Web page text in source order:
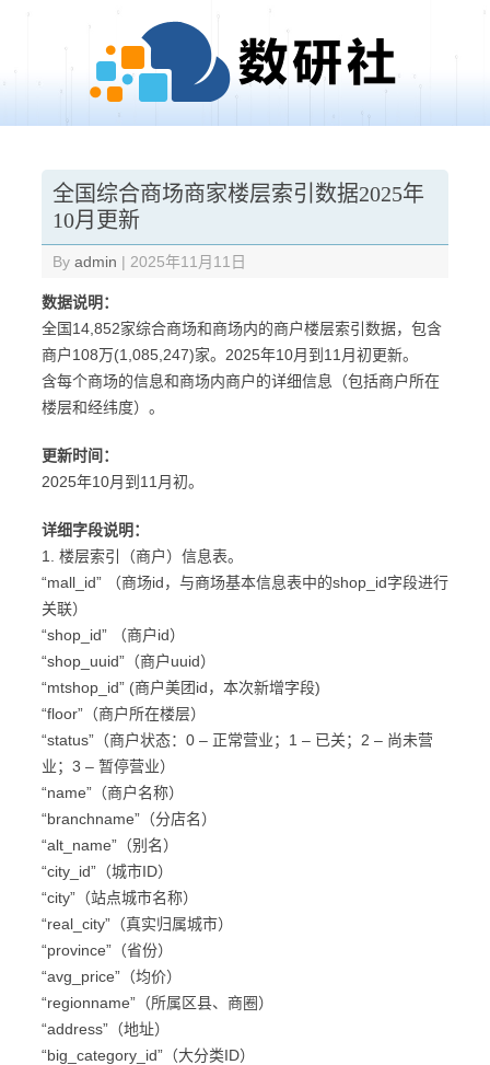
全国综合商场商家楼层索引数据2025年
10月更新
By admin | 2025年11月11日
数据说明：
全国14,852家综合商场和商场内的商户楼层索引数据，包含
商户108万(1,085,247)家。2025年10月到11月初更新。
含每个商场的信息和商场内商户的详细信息（包括商户所在
楼层和经纬度）。
更新时间：
2025年10月到11月初。
详细字段说明：
1. 楼层索引（商户）信息表。
“mall_id” （商场id，与商场基本信息表中的shop_id字段进行
关联）
“shop_id” （商户id）
“shop_uuid”（商户uuid）
“mtshop_id” (商户美团id，本次新增字段)
“floor”（商户所在楼层）
“status”（商户状态：0 – 正常营业；1 – 已关；2 – 尚未营
业；3 – 暂停营业）
“name”（商户名称）
“branchname”（分店名）
“alt_name”（别名）
“city_id”（城市ID）
“city”（站点城市名称）
“real_city”（真实归属城市）
“province”（省份）
“avg_price”（均价）
“regionname”（所属区县、商圈）
“address”（地址）
“big_category_id”（大分类ID）